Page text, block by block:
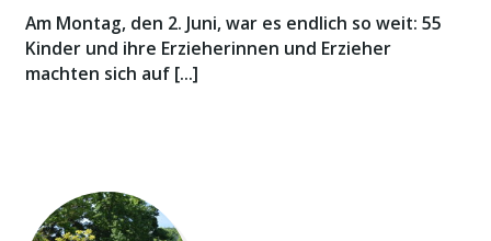
Am Montag, den 2. Juni, war es endlich so weit: 55
Kinder und ihre Erzieherinnen und Erzieher
machten sich auf […]